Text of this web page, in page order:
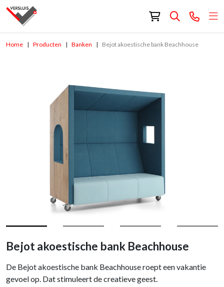
Home Producten Banken Bejot akoestische bank Beachhouse
Bejot akoestische bank Beachhouse
De Bejot akoestische bank Beachhouse roept een vakantie
gevoel op. Dat stimuleert de creatieve geest.